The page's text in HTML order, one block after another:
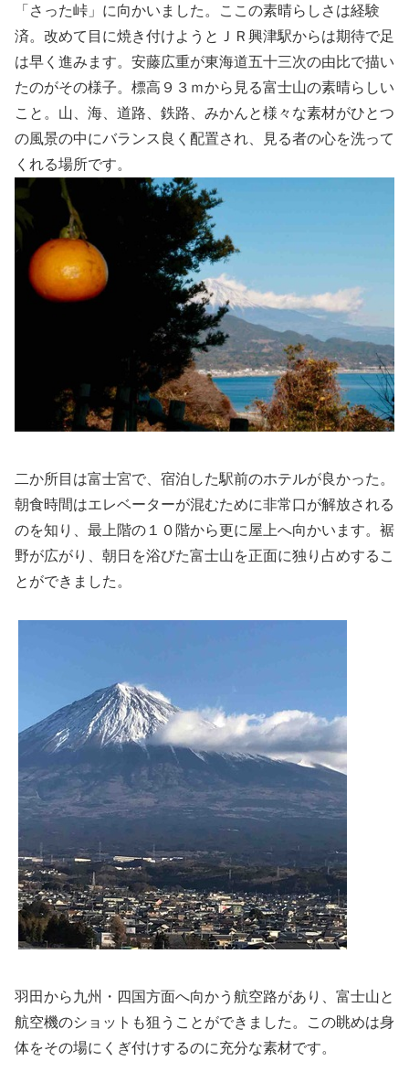
「さった峠」に向かいました。ここの素晴らしさは経験
済。改めて目に焼き付けようとＪＲ興津駅からは期待で足
は早く進みます。安藤広重が東海道五十三次の由比で描い
たのがその様子。標高９３ｍから見る富士山の素晴らしい
こと。山、海、道路、鉄路、みかんと様々な素材がひとつ
の風景の中にバランス良く配置され、見る者の心を洗って
くれる場所です。
二か所目は富士宮で、宿泊した駅前のホテルが良かった。
朝食時間はエレベーターが混むために非常口が解放される
のを知り、最上階の１０階から更に屋上へ向かいます。裾
野が広がり、朝日を浴びた富士山を正面に独り占めするこ
とができました。
羽田から九州・四国方面へ向かう航空路があり、富士山と
航空機のショットも狙うことができました。この眺めは身
体をその場にくぎ付けするのに充分な素材です。